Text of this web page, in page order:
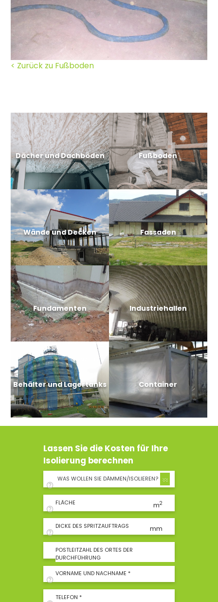
< Zurück zu Fußboden
Dächer und Dachböden Fußboden
Wände und Decken Fassaden
Fundamenten Industriehallen
Behälter und Lagertanks Container
Lassen Sie die Kosten für Ihre
Isolierung berechnen
WAS WOLLEN SIE DÄMMEN/ISOLIEREN?
FLÄCHE m2
DICKE DES SPRITZAUFTRAGS mm
POSTLEITZAHL DES ORTES DER
DURCHFÜHRUNG
VORNAME UND NACHNAME *
TELEFON *